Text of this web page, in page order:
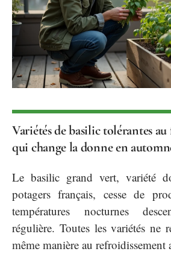
Variétés de basilic tolérantes
qui change la donne en
Le basilic grand vert, variété
potagers français, cesse de
températures nocturnes
régulière. Toutes les variétés ne
même manière au refroidissement